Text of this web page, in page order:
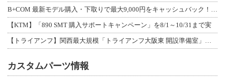
B+COM 最新モデル購入・下取りで最大9,000円をキャッシュバック！「B+F
【KTM】「890 SMT 購入サポートキャンペーン」を8/1～10/31まで実
【トライアンフ】関西最大規模「トライアンフ大阪東 開設準備室」がオープン！ 限定
カスタムパーツ情報